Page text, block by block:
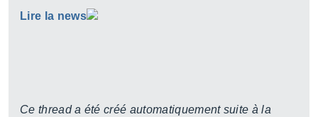
Lire la news
Ce thread a été créé automatiquement suite à la